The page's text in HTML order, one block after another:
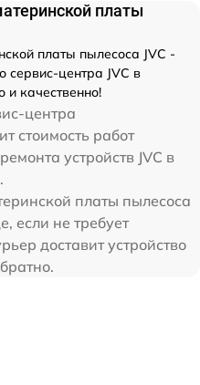
платы
платы пылесоса JVC -
сервис-центра JVC в
качественно!
центра
стоимость работ
устройств JVC в
платы пылесоса
если не требует
доставит устройство